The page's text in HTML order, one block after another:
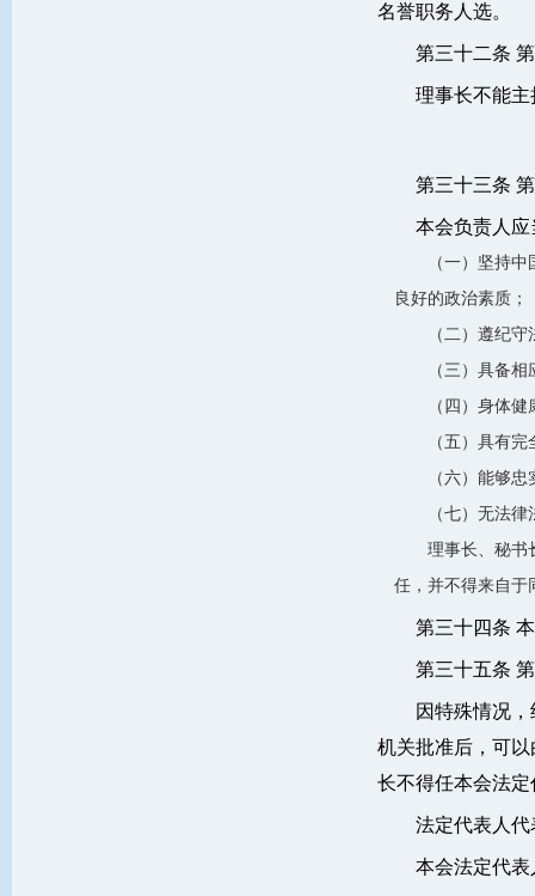
名誉职务人选。
第三十二条
理事长不能
第三十三条
本会负责人
（一）坚持
良好的政治素质；
（二）遵纪
（三）具备
（四）身体
（五）具有
（六）能够
（七）无法
理事长、秘书
任，并不得来自于
第三十四条
第三十五条
因特殊情况
机关批准后，可
长不得任本会法定
法定代表人
本会法定代